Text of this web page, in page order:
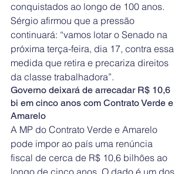
conquistados ao longo de 100 anos.
Sérgio afirmou que a pressão
continuará: “vamos lotar o Senado na
próxima terça-feira, dia 17, contra essa
medida que retira e precariza direitos
da classe trabalhadora”.
Governo deixará de arrecadar R$ 10,6
bi em cinco anos com Contrato Verde e
Amarelo
A MP do Contrato Verde e Amarelo
pode impor ao país uma renúncia
fiscal de cerca de R$ 10,6 bilhões ao
longo de cinco anos. O dado é um dos